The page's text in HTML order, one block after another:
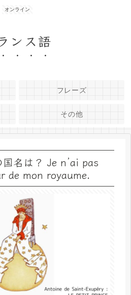
オンライン
ンス語
フレーズ
その他
名は？ Je n’ai pas
de mon royaume.